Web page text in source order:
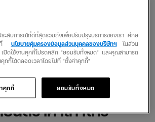
ด้ แต่ไม่ทนต่อความร้อนและรังสียูวี
คลือบชั้นโลหะในเนื้อฟิล์มเพื่อช่วยสะท้อนความร้อน
มร้อนได้ดี แต่มีข้อด้อยในเรื่องที่อาจรบกวน
นิกส์ เช่น GPS และสัญญาณโทรศัพท์
รุ่นใหม่ที่ใช้เทคโนโลยีเซรามิกแทนโลหะ ป้องกัน
น
นต์ราคาเท่าไหร่
ระสบการณ์ที่ดีที่สุดรวมถึงเพื่อปรับปรุงบริการของเรา ศึกษ
นโยบายคุ้มครองข้อมูลส่วนบุคคลของบริษัทฯในส่วน
เปิดใช้งานคุกกี้โปรดคลิก "ยอมรับทั้งหมด" และคุณสามารถ
กกี้ได้ตลอดเวลาโดยไปที่ "ตั้งค่าคุกกี้"
ยอมรับทั้งหมด
คุกกี้